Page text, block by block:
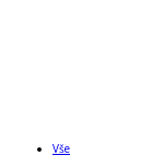
Vše